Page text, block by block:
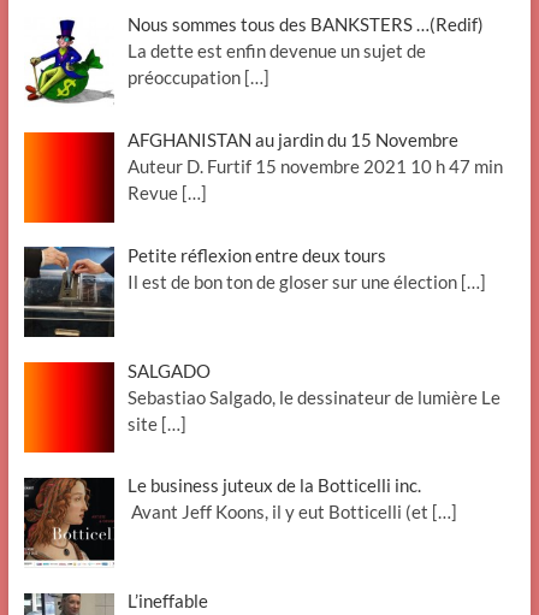
Nous sommes tous des BANKSTERS …(Redif)
La dette est enfin devenue un sujet de
préoccupation […]
AFGHANISTAN au jardin du 15 Novembre
Auteur D. Furtif 15 novembre 2021 10 h 47 min
Revue […]
Petite réflexion entre deux tours
Il est de bon ton de gloser sur une élection […]
SALGADO
Sebastiao Salgado, le dessinateur de lumière Le
site […]
Le business juteux de la Botticelli inc.
Avant Jeff Koons, il y eut Botticelli (et […]
L’ineffable